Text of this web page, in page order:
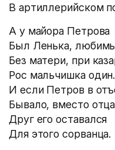
В артиллерийском
А у майора Петрова
Был Ленька,
Без матери, при
Рос мальчишка один.
И если Петров в
Бывало, вместо отца
Друг его оставался
Для этого сорванца.